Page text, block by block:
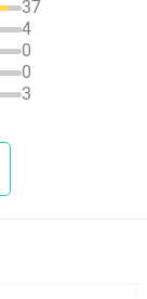
37
4
0
0
3